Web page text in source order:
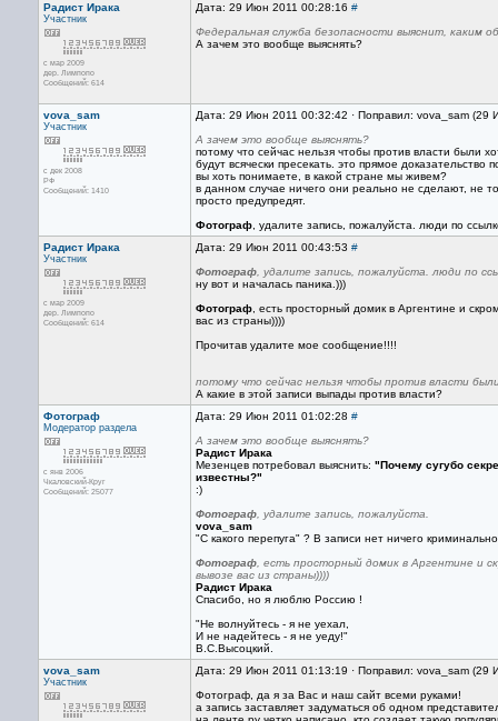
Радист Ирака
Участник
с мар 2009
дер. Лимпопо
Сообщений: 614
Дата: 29 Июн 2011 00:28:16 #
Федеральная служба безопасности выяснит, каким
А зачем это вообще выяснять?
vova_sam
Участник
с дек 2008
РФ
Сообщений: 1410
Дата: 29 Июн 2011 00:32:42 · Поправил: vova_sam
А зачем это вообще выяснять?
потому что сейчас нельзя чтобы против власти были
будут всячески пресекать. это прямое
вы хоть понимаете, в какой стране мы живем?
в данном случае ничего они реально не сделают, не
просто предупредят.
Фотограф , удалите запись, пожалуйста. люди по
Радист Ирака
Участник
с мар 2009
дер. Лимпопо
Сообщений: 614
Дата: 29 Июн 2011 00:43:53 #
Фотограф , удалите запись, пожалуйста. люди по
ну вот и началась паника.)))
Фотограф , есть просторный домик в Аргентине и
вас из страны))))
Прочитав удалите мое сообщение!!!!
потому что сейчас нельзя чтобы против власти
А какие в этой записи выпады против власти?
Фотограф
Модератор раздела
с янв 2006
Чкаловский-Круг
Сообщений: 25077
Дата: 29 Июн 2011 01:02:28 #
А зачем это вообще выяснять?
Радист Ирака
Мезенцев потребовал выяснить: "Почему сугубо
известны?"
:)
Фотограф , удалите запись, пожалуйста.
vova_sam
"С какого перепуга" ? В записи нет ничего
Фотограф , есть просторный домик в Аргентине и
вывозе вас из страны))))
Радист Ирака
Спасибо, но я люблю Россию !
"Не волнуйтесь - я не уехал,
И не надейтесь - я не уеду!"
В.С.Высоцкий.
vova_sam
Участник
Дата: 29 Июн 2011 01:13:19 · Поправил: vova_sam
Фотограф, да я за Вас и наш сайт всеми руками!
а запись заставляет задуматься об одном